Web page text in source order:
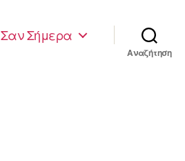
Σαν Σήμερα
Αναζήτηση